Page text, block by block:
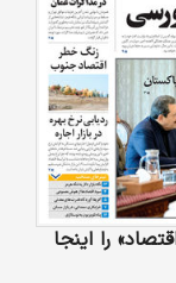
را اینجا